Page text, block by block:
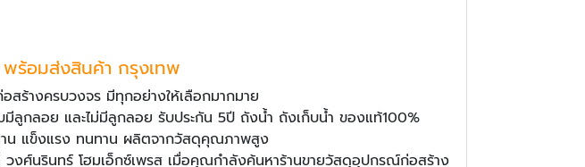
ร้อมส่งสินค้า กรุงเทพ
สร้างครบวงจร มีทุกอย่างให้เลือกมากมาย
ลูกลอย และไม่มีลูกลอย รับประกัน 5ปี ถังนํ้า ถังเก็บนํ้า ของแท้100%
น แข็งแรง ทนทาน ผลิตจากวัสดุคุณภาพสูง
งศ์นรินทร์ โฮมเอ็กซ์เพรส เมื่อคุณกำลังค้นหาร้านขายวัสดุอุปกรณ์ก่อสร้าง